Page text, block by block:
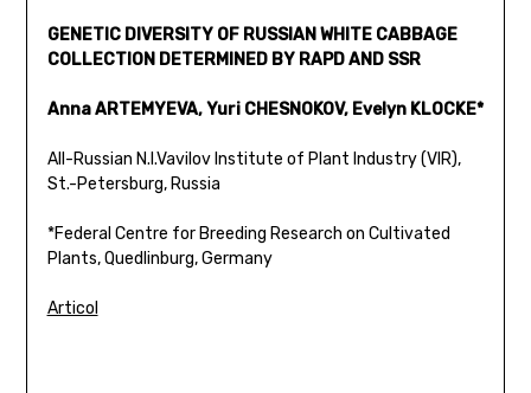
GENETIC DIVERSITY OF RUSSIAN WHITE CABBAGE
COLLECTION DETERMINED BY RAPD AND SSR
Anna ARTEMYEVA, Yuri CHESNOKOV, Evelyn KLOCKE*
All-Russian N.I.Vavilov Institute of Plant Industry (VIR),
St.-Petersburg, Russia
*Federal Centre for Breeding Research on Cultivated
Plants, Quedlinburg, Germany
Articol